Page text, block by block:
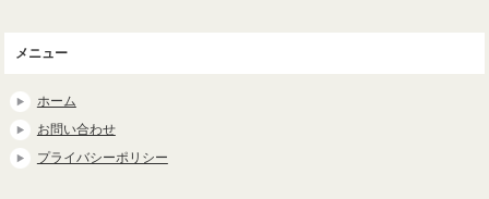
メニュー
ホーム
お問い合わせ
プライバシーポリシー